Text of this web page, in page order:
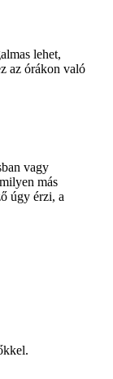
lehet,
az órákon való
vagy
más
úgy érzi, a